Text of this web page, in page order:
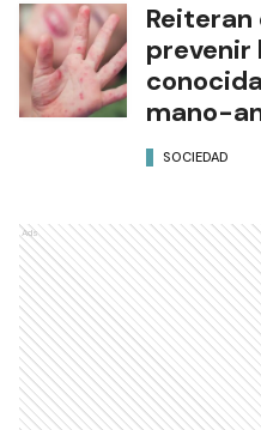
prevenir
mano-
SOCIEDAD
Ads